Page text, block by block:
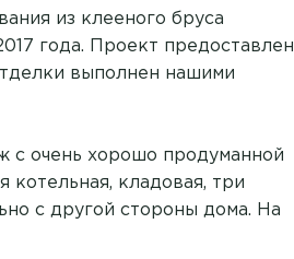
из клееного бруса
года. Проект предоставлен
выполнен нашими
с очень хорошо продуманной
котельная, кладовая, три
с другой стороны дома. На